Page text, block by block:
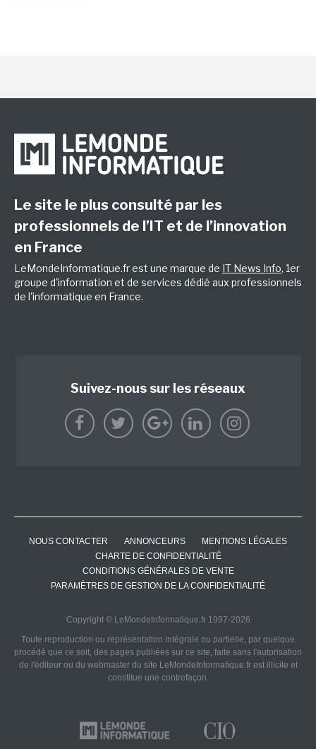
Le site le plus consulté par les
professionnels de l’IT et de l’innovation
en France
LeMondeInformatique.fr est une marque de IT News Info, 1er
groupe d'information et de services dédié aux professionnels
de l'informatique en France.
Suivez-nous sur les réseaux
NOUS CONTACTER ANNONCEURS
MENTIONS LÉGALES
CHARTE DE CONFIDENTIALITÉ
CONDITIONS GÉNÉRALES DE VENTE
PARAMÈTRES DE GESTION DE LA CONFIDENTIALITÉ
Copyright © LeMondeInformatique.fr 1997-2026
Toute reproduction ou représentation intégrale ou partielle, par quelque
procédé que ce soit, des pages publiées sur ce site, faite sans l'autorisation
de l'éditeur ou du webmaster du site LeMondeInformatique.fr est illicite et
constitue une contrefaçon.